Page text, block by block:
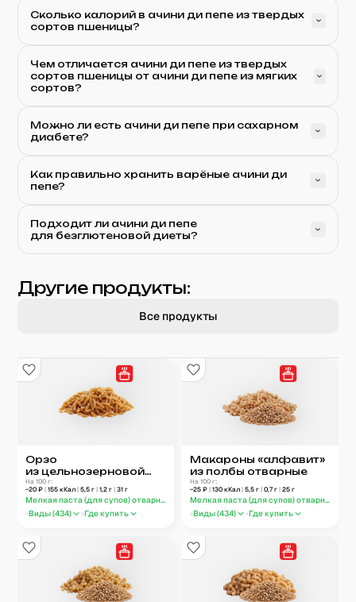
Сколько калорий в ачини ди пепе из твердых
сортов пшеницы?
Чем отличается ачини ди пепе из твердых
сортов пшеницы от ачини ди пепе из мягких
сортов?
Можно ли есть ачини ди пепе при сахарном
диабете?
Как правильно хранить варёные ачини ди
пепе?
Подходит ли ачини ди пепе
для безглютеновой диеты?
Другие продукты:
Все продукты
Орзо
из цельнозерновой
муки отварные
На 100 г:
~20 ₽| 155 кКал| 5,5 г| 1,2 г| 31 г
Мелкая паста (для супов) отварная
Виды (434) Где купить
Макароны «алфавит»
из полбы отварные
На 100 г:
~25 ₽ | 130 кКал | 5,5 г | 0,7г | 25 г
Мелкая паста (для супов) отварная
Виды (434) Где купить